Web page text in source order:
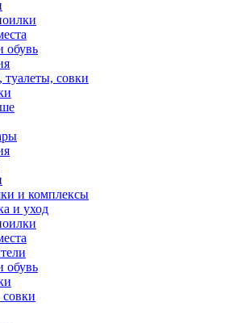
обувь
совки
и комплексы
и уход
обувь